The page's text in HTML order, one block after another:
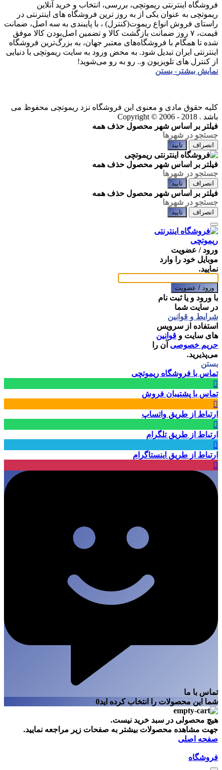
فروشگاه اینترنتی ریموتچی، بررسی، انتخاب و خرید آنلاین
ریموتچی به عنوان یکی از به روز ترین فروشگاه های اینترنتی در
راستای فروش انواع ریموت(کنترل) ، با پایبندی به سه اصل، ضمانت
قیمت، ۷ روز ضمانت بازگشت کالا و تضمین اصل‌بودن کالا موفق
شده تا همگام با فروشگاه‌های معتبر جهان، به بزرگ‌ترین فروشگاه
اینترنتی ایران تبدیل شود. به محض ورود به سایت ریموتچی با دنیایی
از کنترل های تلویزیون و.. رو به رو می‌شوید!
نمایش بیشتر - بستن
کلیه حقوق مادی و معنوی این فروشگاه نزد ریموتچی محفوظ می
باشد . Copyright © 2006 - 2018
فیلتر بر اساس شهر محصول حذف همه
انصراف تایید
فیلتر بر اساس شهر محصول حذف همه
انصراف تایید
فیلتر بر اساس شهر محصول حذف همه
انصراف تایید
ورود / عضویت
موبایل خود را وارد
نمایید.
ورود / عضویت
با ورود و یا ثبت نام
در سایت شما
شرایط و قوانین
استفاده از سرویس
های سایت و قوانین
حریم خصوصی آن را
می‌پذیرید.
بستن
تماس با فروشگاه ریموتچی
تماس با پشتیبان فروش
ارتباط از طریق واتساپ
ارتباط از طریق تلگرام
ارتباط از طریق اینستاگرام
تماس با ما
شما این محصولات را انتخاب کرده اید0
هیچ محصولی در سبد خرید نیست.
جهت مشاهده محصولات بیشتر به صفحات زیر مراجعه نمایید.
صفحه اصلی
فروشگاه